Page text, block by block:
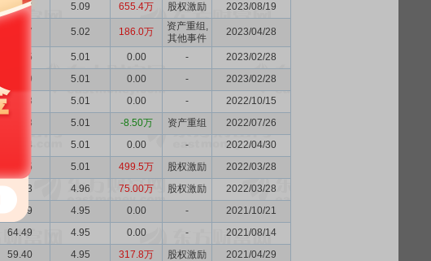
85.37 5.09 655.4万 股权激励 2023/08/19
85.57 5.02 186.0万
资产重组,
其他事件
2023/04/28
82.65 5.01 0.00 -
2023/02/28
70.59 5.01 0.00 -
2023/02/28
64.23 5.01 0.00 -
2022/10/15
67.63 5.01 -8.50万 资产重组
2022/07/26
66.84 5.01 0.00 -
2022/04/30
71.15 5.01 499.5万 股权激励
2022/03/28
88.93 4.96 75.00万 股权激励
2022/03/28
69.89 4.95 0.00 -
2021/10/21
64.49 4.95 0.00 -
2021/08/14
59.40 4.95 317.8万 股权激励
2021/04/29